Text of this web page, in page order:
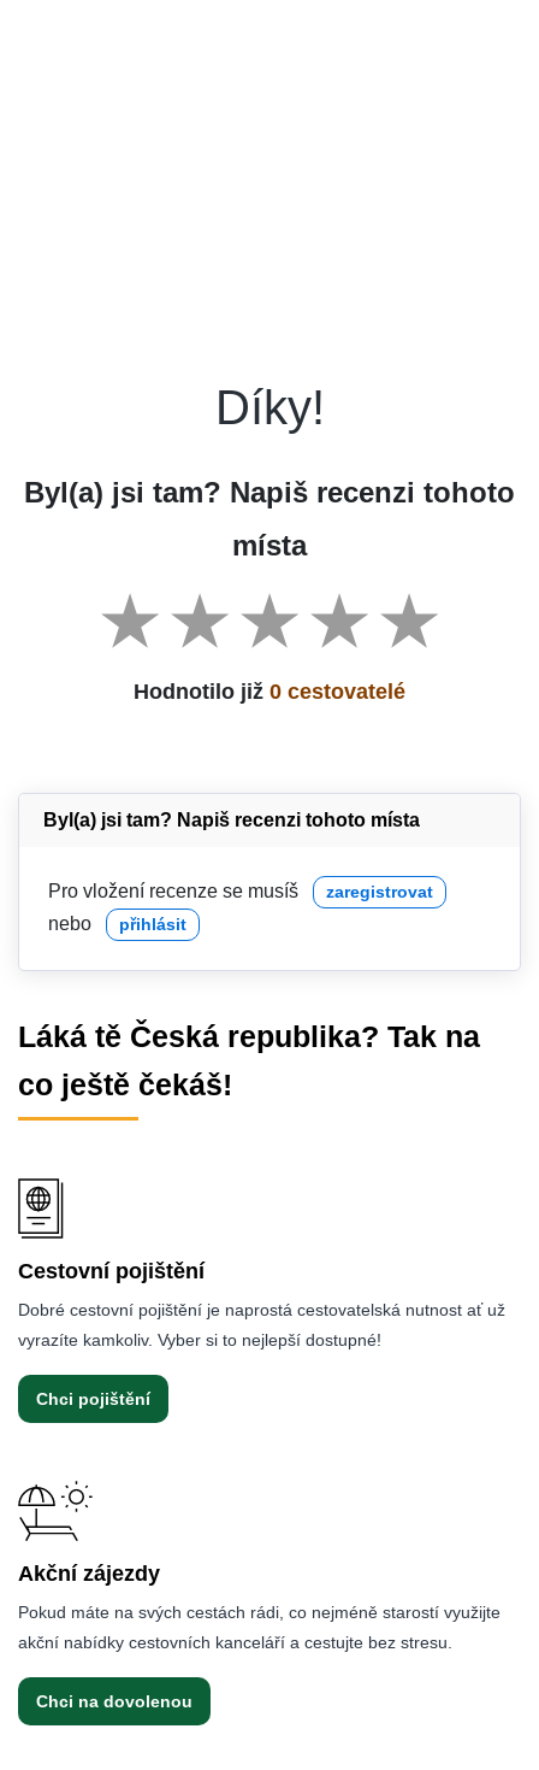
Díky!
Byl(a) jsi tam? Napiš recenzi tohoto
místa
Hodnotilo již 0 cestovatelé
Byl(a) jsi tam? Napiš recenzi tohoto místa
Pro vložení recenze se musíš zaregistrovat
nebo přihlásit
Láká tě Česká republika? Tak na
co ještě čekáš!
Cestovní pojištění
Dobré cestovní pojištění je naprostá cestovatelská nutnost ať už
vyrazíte kamkoliv. Vyber si to nejlepší dostupné!
Chci pojištění
Akční zájezdy
Pokud máte na svých cestách rádi, co nejméně starostí využijte
akční nabídky cestovních kanceláří a cestujte bez stresu.
Chci na dovolenou